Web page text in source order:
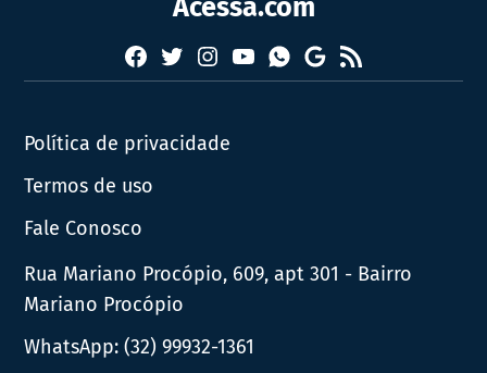
Acessa.com
Facebook
TwitterInstagram
YouTubeWhatsapp
Google
News
RSS
Política de privacidade
Termos de uso
Fale Conosco
Rua Mariano Procópio, 609, apt 301 - Bairro
Mariano Procópio
WhatsApp:(32) 99932-1361